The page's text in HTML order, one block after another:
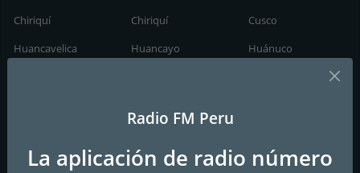
Chiriquí
Chiriquí
Cusco
Huancavelica
Huancayo
Huánuco
Lima
Moquegua
Piura
Radio FM Peru
La aplicación de radio número